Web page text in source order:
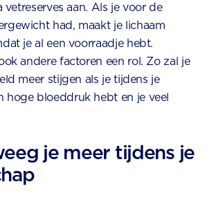
vetreserves aan. Als je voor de
had, maakt je lichaam
je al een voorraadje hebt.
andere factoren een rol. Zo zal je
meer stijgen als je tijdens je
hoge bloeddruk hebt en je veel
je meer tijdens je